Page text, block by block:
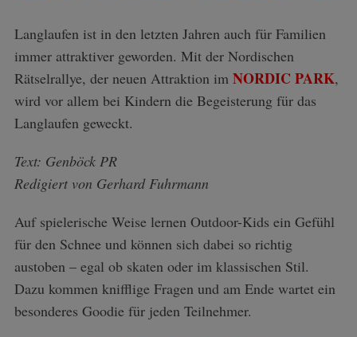
Langlaufen ist in den letzten Jahren auch für Familien
immer attraktiver geworden. Mit der Nordischen
Rätselrallye, der neuen Attraktion imNORDIC PARK,
wird vor allem bei Kindern die Begeisterung für das
Langlaufen geweckt.
Text: Genböck PR
Redigiert von Gerhard Fuhrmann
Auf spielerische Weise lernen Outdoor-Kids ein Gefühl
für den Schnee und können sich dabei so richtig
austoben – egal ob skaten oder im klassischen Stil.
Dazu kommen knifflige Fragen und am Ende wartet ein
besonderes Goodie für jeden Teilnehmer.